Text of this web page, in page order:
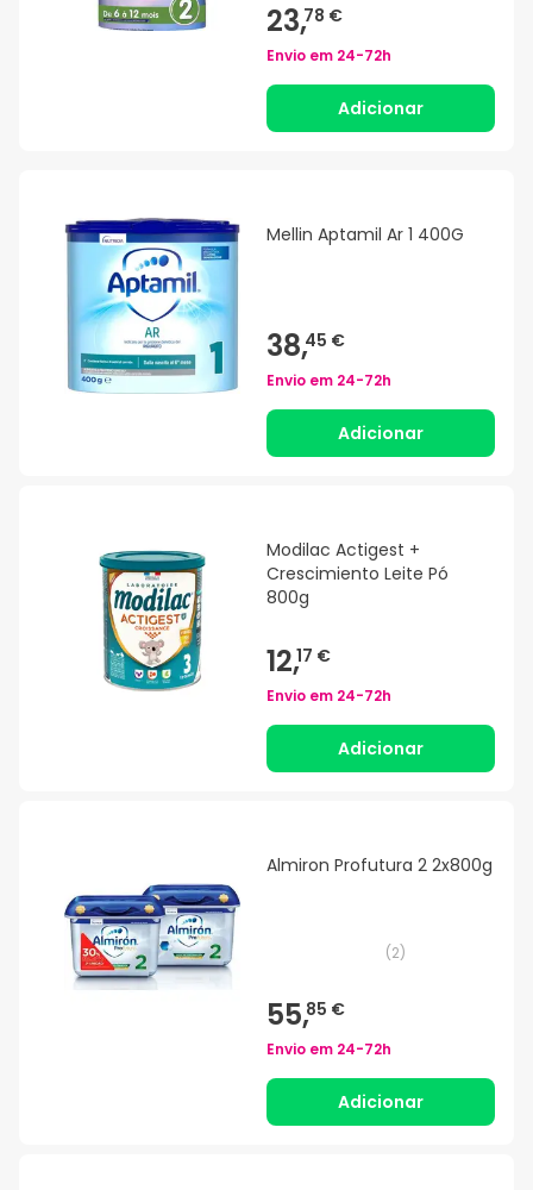
23,78 €
Envio em 24-72h
Adicionar
Mellin Aptamil Ar 1 400G
38,45 €
Envio em 24-72h
Adicionar
Modilac Actigest +
Crescimiento Leite Pó
800g
12,17 €
Envio em 24-72h
Adicionar
Almiron Profutura 2 2x800g
(2)
55,85 €
Envio em 24-72h
Adicionar